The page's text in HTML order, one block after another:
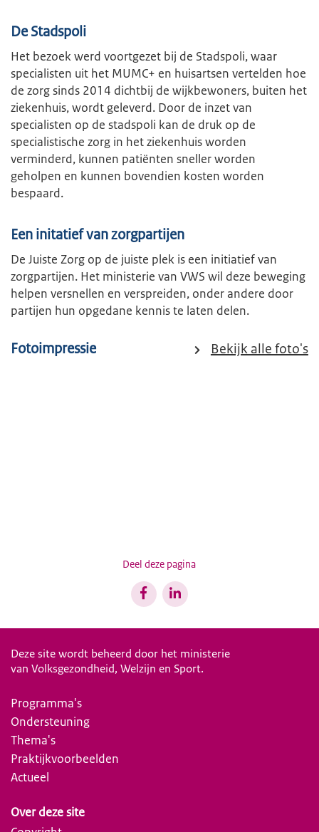
De Stadspoli
Het bezoek werd voortgezet bij de Stadspoli, waar
specialisten uit het MUMC+ en huisartsen vertelden hoe
de zorg sinds 2014 dichtbij de wijkbewoners, buiten het
ziekenhuis, wordt geleverd. Door de inzet van
specialisten op de stadspoli kan de druk op de
specialistische zorg in het ziekenhuis worden
verminderd, kunnen patiënten sneller worden
geholpen en kunnen bovendien kosten worden
bespaard.
Een initatief van zorgpartijen
De Juiste Zorg op de juiste plek is een initiatief van
zorgpartijen. Het ministerie van VWS wil deze beweging
helpen versnellen en verspreiden, onder andere door
partijen hun opgedane kennis te laten delen.
Fotoimpressie Bekijk alle foto's
Deel deze pagina
Deze site wordt beheerd door het ministerie
van Volksgezondheid, Welzijn en Sport.
Programma's
Ondersteuning
Thema's
Praktijkvoorbeelden
Actueel
Over deze site